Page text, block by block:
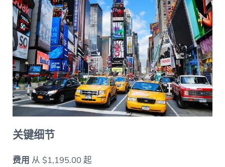
关键细节
费用 从 $1,195.00 起